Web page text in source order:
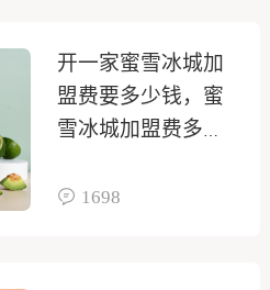
开一家蜜雪冰城加
盟费要多少钱，蜜
雪冰城加盟费多少
1698